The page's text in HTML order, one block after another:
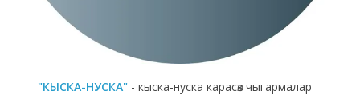
"КЫСКА-НУСКА" - кыска-нуска карасөз чыгармалар